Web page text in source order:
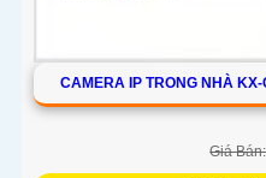
CAMERA IP TRONG NHÀ
Giá